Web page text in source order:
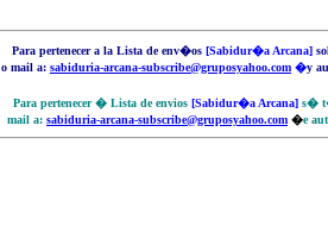
Para pertenecer ala Lista de env�os [Sabidur�a Arcana]
o mail a: sabiduria-arcana-subscribe@gruposyahoo.com �y
Para pertenecer �Lista de envios [Sabidur�a Arcana] s�
mail a: sabiduria-arcana-subscribe@gruposyahoo.com �e